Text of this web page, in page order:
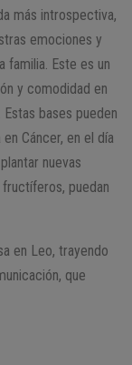
más introspectiva,
emociones y
familia. Este es un
y comodidad en
bases pueden
Cáncer, en el día
nuevas
puedan
en Leo, trayendo
que